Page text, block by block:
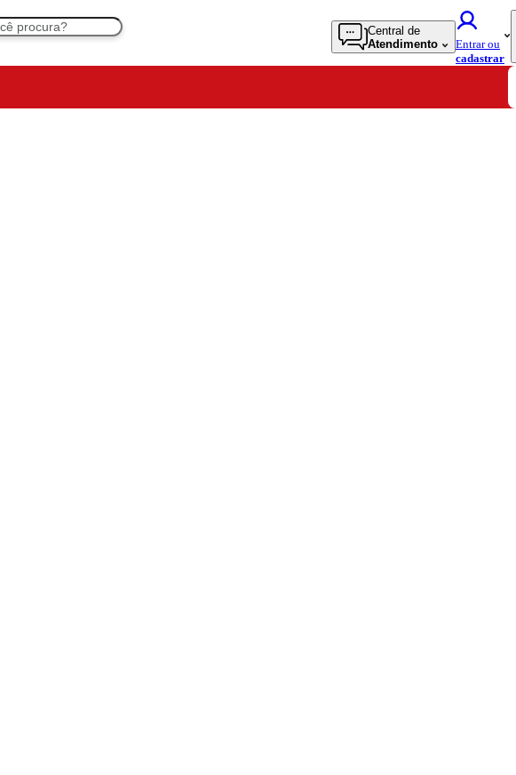
Central de
Atendimento
Entrar ou
cadastrar